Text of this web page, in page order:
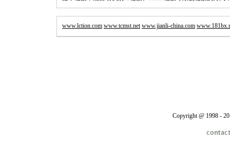
www.lction.com www.tcmst.net www.jianli-china.com
Copyright @ 1998 -